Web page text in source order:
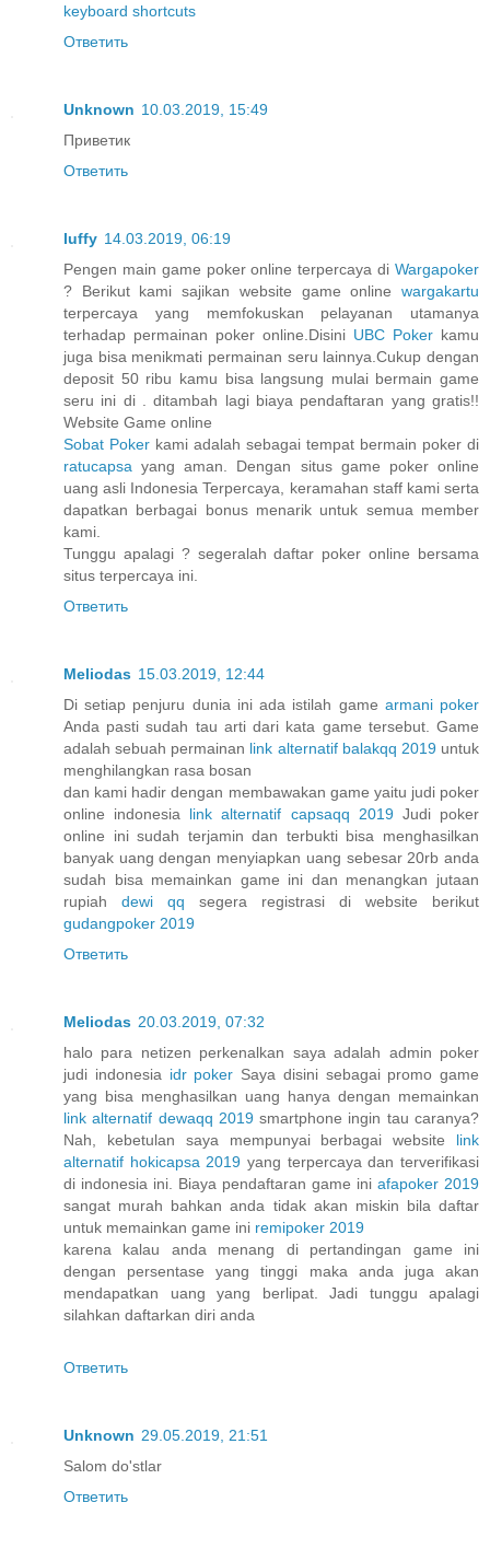
keyboard shortcuts
Ответить
Unknown 10.03.2019, 15:49
Приветик
Ответить
luffy 14.03.2019, 06:19
Pengen main game poker online terpercaya di Wargapoker
? Berikut kami sajikan website game online wargakartu
terpercaya yang memfokuskan pelayanan utamanya
terhadap permainan poker online.Disini UBC Poker kamu
juga bisa menikmati permainan seru lainnya.Cukup dengan
deposit 50 ribu kamu bisa langsung mulai bermain game
seru ini di . ditambah lagi biaya pendaftaran yang gratis!!
Website Game online
Sobat Poker kami adalah sebagai tempat bermain poker di
ratucapsa yang aman. Dengan situs game poker online
uang asli Indonesia Terpercaya, keramahan staff kami serta
dapatkan berbagai bonus menarik untuk semua member
kami.
Tunggu apalagi ? segeralah daftar poker online bersama
situs terpercaya ini.
Ответить
Meliodas 15.03.2019, 12:44
Di setiap penjuru dunia ini ada istilah game armani poker
Anda pasti sudah tau arti dari kata game tersebut. Game
adalah sebuah permainan link alternatif balakqq 2019untuk
menghilangkan rasa bosan
dan kami hadir dengan membawakan game yaitu judi poker
online indonesia link alternatif capsaqq 2019Judi poker
online ini sudah terjamin dan terbukti bisa menghasilkan
banyak uang dengan menyiapkan uang sebesar 20rb anda
sudah bisa memainkan game ini dan menangkan jutaan
rupiah dewi qq segera registrasi di website berikut
gudangpoker 2019
Ответить
Meliodas 20.03.2019, 07:32
halo para netizen perkenalkan saya adalah admin poker
judi indonesia idr poker Saya disini sebagai promo game
yang bisa menghasilkan uang hanya dengan memainkan
link alternatif dewaqq 2019smartphone ingin tau caranya?
Nah, kebetulan saya mempunyai berbagai website link
alternatif hokicapsa 2019 yang terpercaya dan terverifikasi
di indonesia ini. Biaya pendaftaran game ini afapoker 2019
sangat murah bahkan anda tidak akan miskin bila daftar
untuk memainkan game ini remipoker 2019
karena kalau anda menang di pertandingan game ini
dengan persentase yang tinggi maka anda juga akan
mendapatkan uang yang berlipat. Jadi tunggu apalagi
silahkan daftarkan diri anda
Ответить
Unknown 29.05.2019, 21:51
Salom do'stlar
Ответить